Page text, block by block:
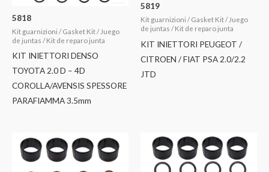
5818
Kit guarnizioni / Gasket Kit / Juego
de juntas / Kit de reparo junta
KIT INIETTORI DENSO
TOYOTA 2.0 D – 4D
COROLLA/AVENSIS SPESSORE
PARAFIAMMA 3.5mm
5819
Kit guarnizioni / Gasket Kit / Juego
de juntas / Kit de reparo junta
KIT INIETTORI PEUGEOT /
CITROEN / FIAT PSA 2.0/2.2
JTD